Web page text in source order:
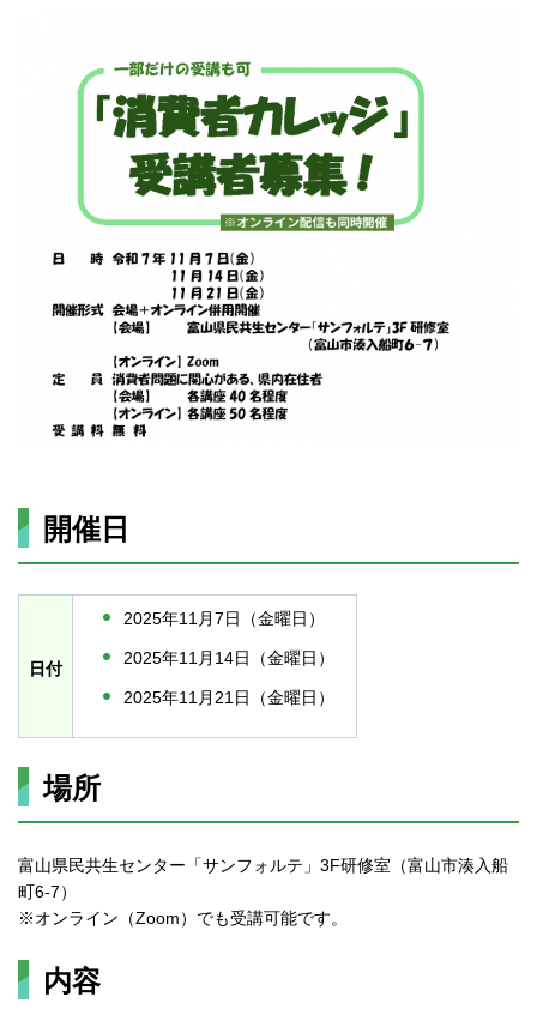
開催日
日付
2025年11月7日（金曜日）
2025年11月14日（金曜日）
2025年11月21日（金曜日）
場所
富山県民共生センター「サンフォルテ」3F研修室（富山市湊入船
町6-7）
※オンライン（Zoom）でも受講可能です。
内容